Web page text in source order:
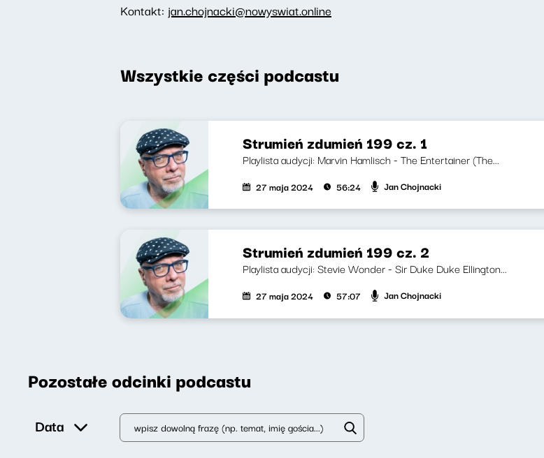
Kontakt: jan.chojnacki@nowyswiat.online
Wszystkie części podcastu
Strumień zdumień 199 cz. 1
Playlista audycji: Marvin Hamlisch - The Entertainer (The...
27 maja 2024 56:24 Jan Chojnacki
Strumień zdumień 199 cz. 2
Playlista audycji: Stevie Wonder - Sir Duke Duke Ellington...
27 maja 2024 57:07 Jan Chojnacki
Pozostałe odcinki podcastu
Data